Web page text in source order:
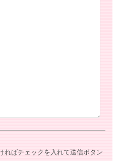
ればチェックを入れて送信ボタン